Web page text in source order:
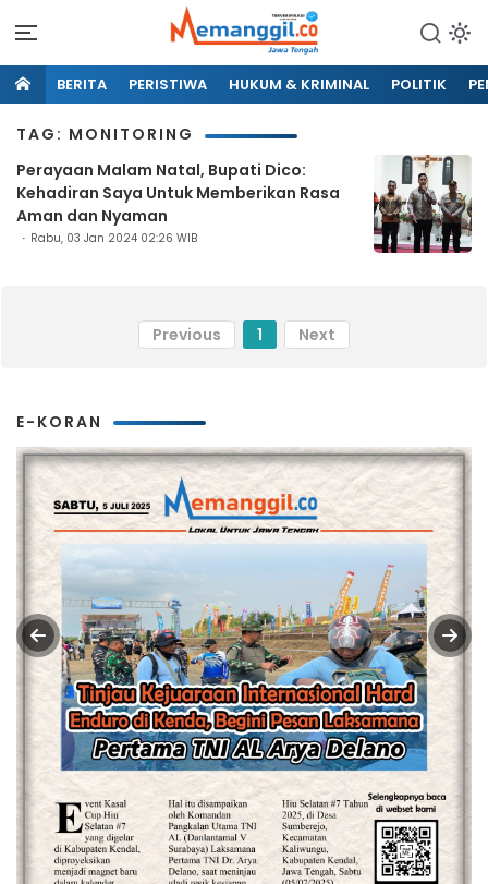
BERITA PERISTIWA HUKUM & KRIMINAL POLITIK
TAG: MONITORING
Perayaan Malam Natal, Bupati Dico:
Kehadiran Saya Untuk Memberikan Rasa
Aman dan Nyaman
Rabu, 03 Jan 2024 02:26 WIB
Previous 1 Next
E-KORAN